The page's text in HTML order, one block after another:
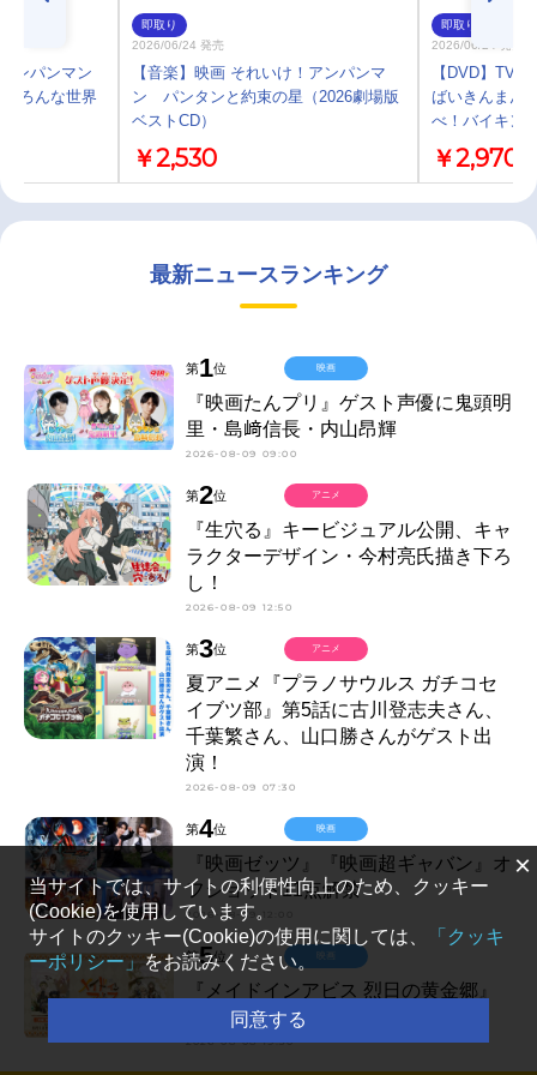
ンパンマン
ろんな世界
即取り
2026/06/24 発売
【音楽】映画 それいけ！アンパンマ
ン パンタンと約束の星（2026劇場版
ベストCD）
￥2,530
即取り
2026/06/24 発売
【DVD】TV
ばいきんまん
べ！バイキン
￥2,970
最新ニュースランキング
第1位
『映画たんプリ』ゲスト声優に鬼頭明
里・島﨑信長・内山昂輝
2026-08-09 09:00
映画
第2位
『生穴る』キービジュアル公開、キャ
ラクターデザイン・今村亮氏描き下ろ
し！
2026-08-09 12:50
アニメ
第3位
夏アニメ『プラノサウルス ガチコセ
イブツ部』第5話に古川登志夫さん、
千葉繁さん、山口勝さんがゲスト出
演！
2026-08-09 07:30
アニメ
第4位
『映画ゼッツ』『映画超ギャバン』オ
フショット11点解禁
2026-08-09 12:00
映画
第5位
『メイドインアビス 烈日の黄金郷』
が劇場上映決定！
2026-08-08 19:30
×
当サイトでは、サイトの利便性向上のため、クッキー
(Cookie)を使用しています。
サイトのクッキー(Cookie)の使用に関しては、
「クッキ
ーポリシー」をお読みください。
同意する